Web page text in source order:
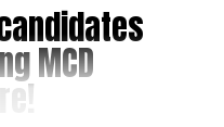
must be taken to
Governor
MCD